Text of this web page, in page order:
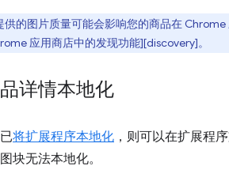
供的图片质量可能会影响您的商品在
应用商店中的发现功能][discovery]。
详情本地化
将扩展程序本地化 ，则可以在扩展程
块无法本地化。